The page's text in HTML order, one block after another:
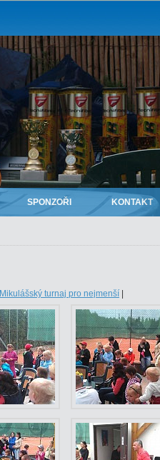
SPONZOŘI KONTAKT
Mikulášský turnaj pro nejmenší